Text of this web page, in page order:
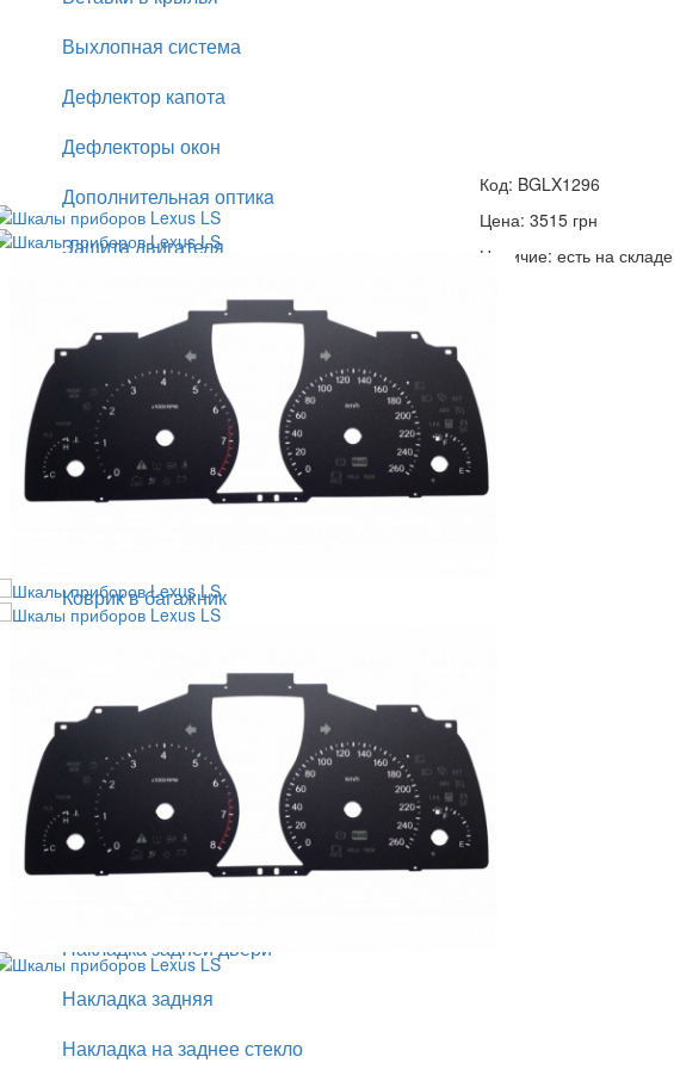
Выхлопная система
Дефлектор капота
Дефлекторы окон
Дополнительная оптикa
Защита двигателя
Защита задняя (кенгурятник)
Защита передняя (кенгурятник)
Зеркала
Зимняя накладка на решетку
Капот
Коврик в багажник
Комплект накладок
Комплект обвеса
Крылья
Накладка задней двери
Накладка задняя
Накладка на заднее стекло
Код: BGLX1296
Цена: 3515 грн
Наличие: есть на складе